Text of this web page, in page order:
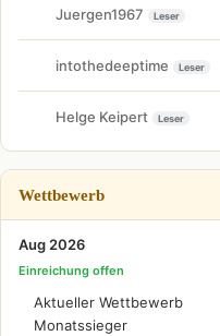
Juergen1967 Leser
intothedeeptime Leser
Helge Keipert Leser
Wettbewerb
Aug 2026
Einreichung offen
Aktueller Wettbewerb
Monatssieger